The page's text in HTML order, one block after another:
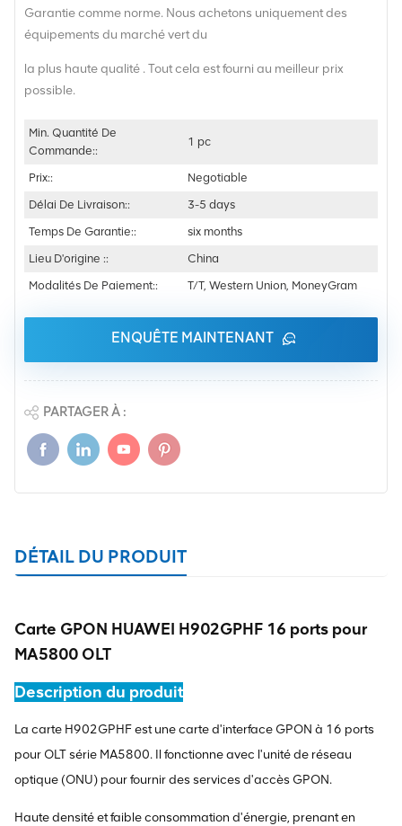
Garantie comme norme. Nous achetons uniquement des
équipements du marché vert du
la plus haute qualité . Tout cela est fourni au meilleur prix
possible.
Min. Quantité De
Commande::
1 pc
Prix::
Negotiable
Délai De Livraison::
3-5 days
Temps De Garantie::
six months
Lieu D'origine ::
China
Modalités De Paiement::
T/T, Western Union, MoneyGram
ENQUÊTE MAINTENANT
PARTAGER À :
DÉTAIL DU PRODUIT
Carte GPON HUAWEI H902GPHF 16 ports pour
MA5800 OLT
Description du produit
La carte H902GPHF est une carte d'interface GPON à 16 ports
pour OLT série MA5800. Il fonctionne avec l'unité de réseau
optique (ONU) pour fournir des services d'accès GPON.
Haute densité et faible consommation d'énergie, prenant en